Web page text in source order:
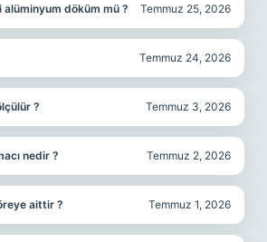
döküm mü ? Temmuz 25, 2026
Temmuz 24, 2026
? Temmuz 3, 2026
nedir ? Temmuz 2, 2026
aittir ? Temmuz 1, 2026